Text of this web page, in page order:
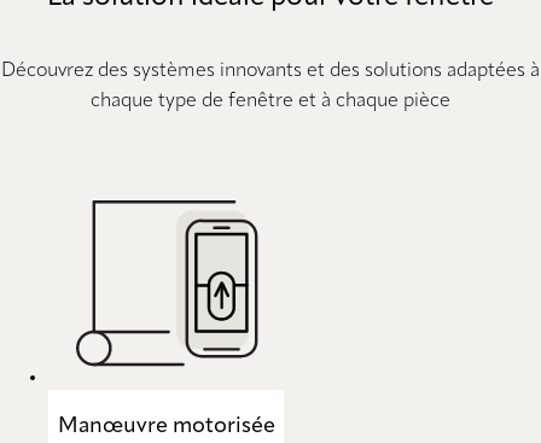
Découvrez des systèmes innovants et des solutions adaptées à
chaque type de fenêtre et à chaque pièce
Manœuvre motorisée